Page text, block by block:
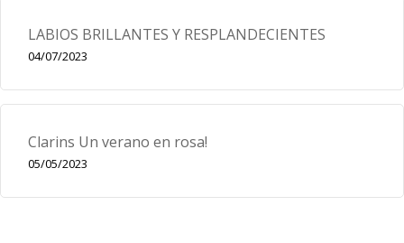
LABIOS BRILLANTES Y RESPLANDECIENTES
04/07/2023
Clarins Un verano en rosa!
05/05/2023